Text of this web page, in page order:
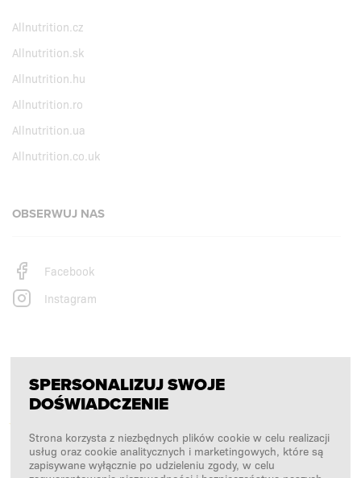
Allnutrition.cz
Allnutrition.sk
Allnutrition.hu
Allnutrition.ro
Allnutrition.ua
Allnutrition.co.uk
OBSERWUJ NAS
Facebook
Instagram
SPERSONALIZUJ SWOJE
DOŚWIADCZENIE
Strona korzysta z niezbędnych plików cookie w celu realizacji
usług oraz cookie analitycznych i marketingowych, które są
zapisywane wyłącznie po udzieleniu zgody, w celu